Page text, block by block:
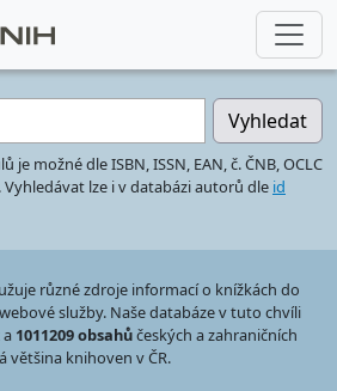
Vyhledat
možné dle ISBN, ISSN, EAN, č. ČNB, OCLC
lze i v databázi autorů dle id
různé zdroje informací o knížkách do
služby. Naše databáze v tuto chvíli
a 1011209 obsahůčeských a zahraničních
většina knihoven v ČR.